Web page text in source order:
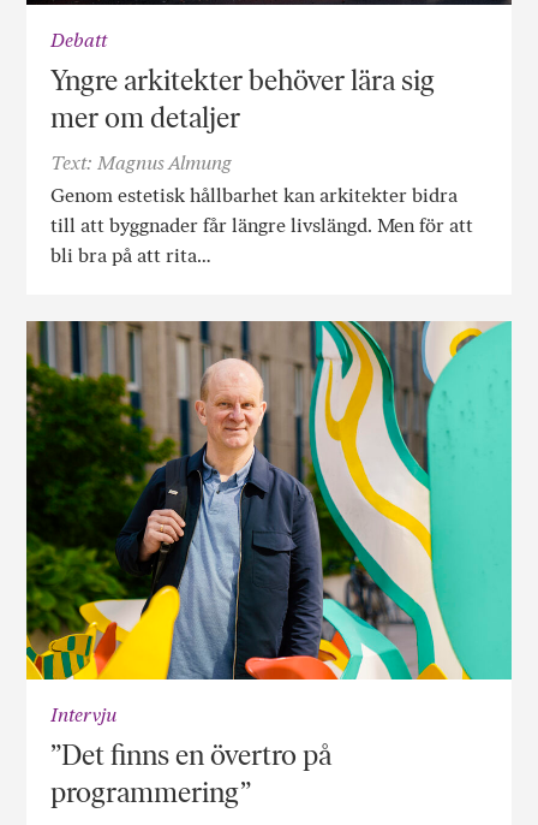
Debatt
Yngre arkitekter behöver lära sig
mer om detaljer
Text: Magnus Almung
Genom estetisk hållbarhet kan arkitekter bidra
till att byggnader får längre livslängd. Men för att
bli bra på att rita…
Intervju
”Det finns en övertro på
programmering”